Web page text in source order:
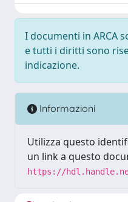
I documenti in ARCA
e tutti i diritti sono
indicazione.
Informazioni
Utilizza questo
un link a questo
https://